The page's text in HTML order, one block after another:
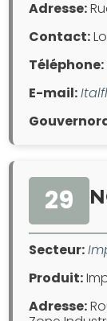
Adresse:
Contact:
Téléphone:
E-mail:
29
Secteur:
Produit:
Adresse: